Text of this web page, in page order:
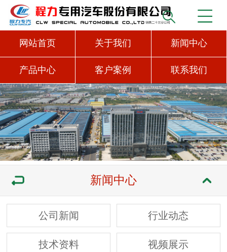
网站首页 关于我们 新闻中心
产品中心 客户案例 联系我们
新闻中心
公司新闻 行业动态
技术资料 视频展示